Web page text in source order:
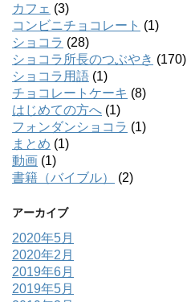
カフェ (3)
コンビニチョコレート (1)
ショコラ (28)
ショコラ所長のつぶやき (170)
ショコラ用語 (1)
チョコレートケーキ (8)
はじめての方へ (1)
フォンダンショコラ (1)
まとめ (1)
動画 (1)
書籍（バイブル）
(2)
アーカイブ
2020年5月
2020年2月
2019年6月
2019年5月